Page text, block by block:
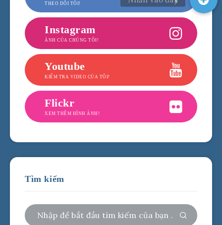
THEO DÕI TÔI!
Instagram
ẢNH CỦA CHÚNG TÔI!
Youtube
KIỂM TRA VIDEO CỦA TÔI!
Flickr
XEM THÊM HÌNH ẢNH!
Tìm kiếm